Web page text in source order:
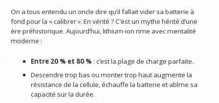
On a tous entendu un oncle dire qu’il fallait vider sa batterie à
fond pour la « calibrer ». En vérité ? C’est un mythe hérité d’une
ère préhistorique. Aujourd’hui, lithium-ion rime avec mentalité
moderne :
Entre 20 % et 80 % : c’est la plage de charge parfaite.
Descendre trop bas ou monter trop haut augmente la
résistance de la cellule, échauffe la batterie et abîme sa
capacité sur la durée.